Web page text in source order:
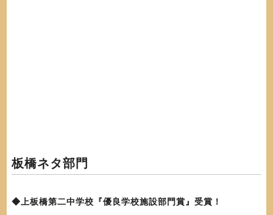
板橋ネタ部門
◆上板橋第二中学校『優良学校施設部門賞』受賞！